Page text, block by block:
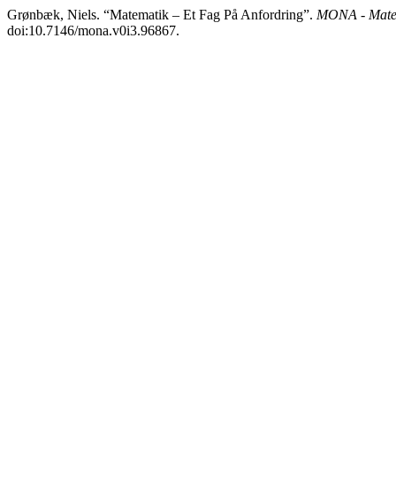
Grønbæk, Niels. “Matematik – Et Fag På Anfordring”. MONA -
doi:10.7146/mona.v0i3.96867.